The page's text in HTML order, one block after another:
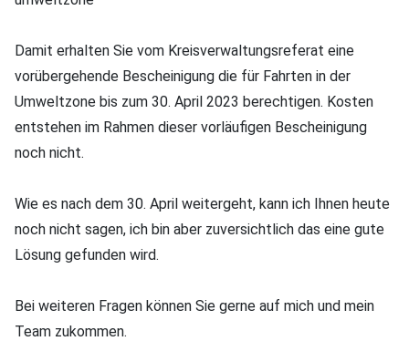
Damit erhalten Sie vom Kreisverwaltungsreferat eine
vorübergehende Bescheinigung die für Fahrten in der
Umweltzone bis zum 30. April 2023 berechtigen. Kosten
entstehen im Rahmen dieser vorläufigen Bescheinigung
noch nicht.
Wie es nach dem 30. April weitergeht, kann ich Ihnen heute
noch nicht sagen, ich bin aber zuversichtlich das eine gute
Lösung gefunden wird.
Bei weiteren Fragen können Sie gerne auf mich und mein
Team zukommen.